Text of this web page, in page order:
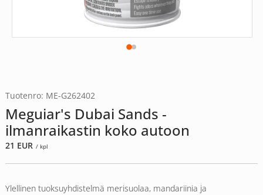
Tuotenro: ME-G262402
Meguiar's Dubai Sands -
ilmanraikastin koko autoon
21 EUR / kpl
Ylellinen tuoksuyhdistelmä merisuolaa, mandariinia ja